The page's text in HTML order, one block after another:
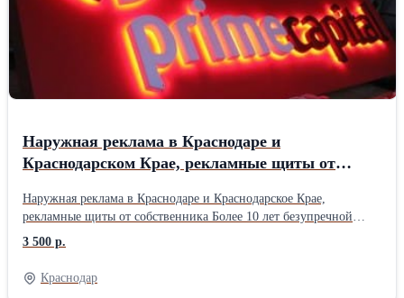
Наружная реклама в Краснодаре и
Краснодарском Крае, рекламные щиты от
Наружная реклама в Краснодаре и Краснодарское Крае,
рекламные щиты от собственника Более 10 лет безупречной
работы. У нас вы можете заказать наружную рекламу в
следующих городах Краснодарского Края: Краснодар Сочи
Новороссийск Армавир Усть-Лабинск Лабинский район Ейск
Ейский район Кропоткин Кавказский район Славянск-на-
3 500 р.
Краснодар